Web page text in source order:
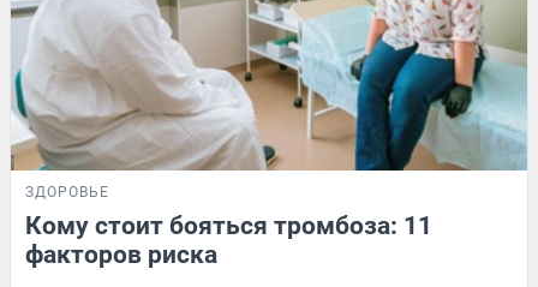
ЗДОРОВЬЕ
Кому стоит бояться тромбоза: 11
факторов риска